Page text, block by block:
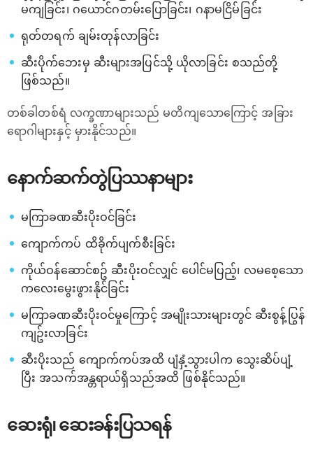
မကျခြင်း၊ ဂယောင်ဂတမ်းပြောခြင်း၊ ဂနာမငြိမ်ခြင်း
ရုတ်တရက် ချမ်းတုန်လာခြင်း
ဆီးပိုက်ဘေးမှ ဆီးများအပြင်သို့ ယိုလာခြင်း စသည်တို့
ဖြစ်သည်။
တစ်ခါတစ်ရံ လက္ခဏာများသည် မတိကျသောကြောင့် အခြား
ရောဂါများနှင့် မှားနိုင်သည်။
နောက်ဆက်တွဲပြဿနာများ
မကြာခဏဆီးပိုးဝင်ခြင်း
ကျောက်ကပ် ထိခိုက်ပျက်စီးခြင်း
ကိုယ်ဝန်ဆောင်စဥ် ဆီးပိုးဝင်လျှင် ပေါင်မပြည့်၊ လမစေ့သော
ကလေးမွေးဖွားနိုင်ခြင်း
မကြာခဏဆီးပိုးဝင်မှုကြောင့် အမျိုးသားများတွင် ဆီးစွန့်ပြွန်
ကျဥ်းလာခြင်း
ဆီးပိုးသည် ကျောက်ကပ်အထိ ပျံနှံ့သွားပါက ​သွေးဆိပ်ပျံ့
ပြီး အသက်အန္တရာယ်ရှိသည်အထိ ဖြစ်နိုင်သည်။
ဆေးရုံ၊ ဆေးခန်းပြသရန်